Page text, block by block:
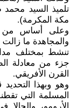
تلميذ السيد
مكة المكرمة).
وعلى أساس من
والمجاهدة ما
تنشط بمختلف
جزء من معادلة
القرن الأفريقي.
وهو وبهذا
المسلمة التي